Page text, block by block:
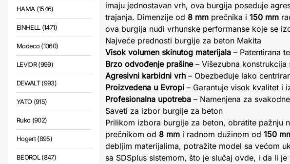
HAMA (1546)
EINHELL (1471)
Modeco (1060)
LEVIOR (999)
DEWALT (993)
YATO (915)
Ruko (902)
Hogert (895)
BEOROL (847)
imaju jednostavan vrh, ova burgija poseduje
trajanja. Dimenzije od 8 mm prečnika i 150 mm
ova burgija nudi vrhunske performanse koje se
Najveće prednosti burgije za beton Makita
Visok volumen skinutog materijala – Patentirana
Brzo odvođenje prašine– Višezubna konstrukcija
Agresivni karbidni vrh – Obezbeđuje lako
Proizvedena u Evropi – Garantuje visok kvalitet i
Profesionalna upotreba – Namenjena za
Saveti za izbor burgije za beton
Prilikom izbora burgije za beton, obratite pažnju
prečnikom od 8 mm i radnom dužinom od 150
debljim materijalima, potražite model sa većom
sa SDSplus sistemom, što je slučaj ovde, i da li